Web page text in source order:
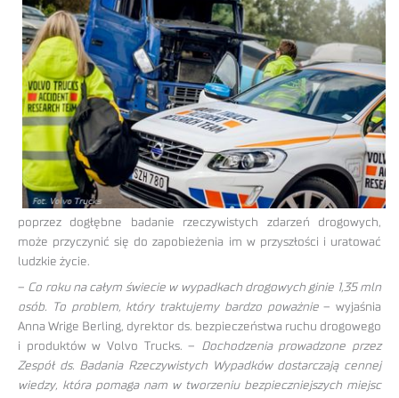
poprzez dogłębne badanie rzeczywistych zdarzeń drogowych,
może przyczynić się do zapobieżenia im w przyszłości i uratować
ludzkie życie.
– Co roku na całym świecie w wypadkach drogowych ginie 1,35 mln
osób. To problem, który traktujemy bardzo poważnie– wyjaśnia
Anna Wrige Berling, dyrektor ds. bezpieczeństwa ruchu drogowego
i produktów w Volvo Trucks. – Dochodzenia prowadzone przez
Zespół ds. Badania Rzeczywistych Wypadków dostarczają cennej
wiedzy, która pomaga nam w tworzeniu bezpieczniejszych miejsc